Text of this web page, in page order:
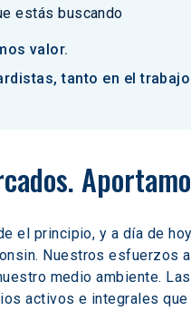
estás buscando
valor.
tanto en el
el principio, y a día de
Nuestros
medio ambiente.
activos e integrales